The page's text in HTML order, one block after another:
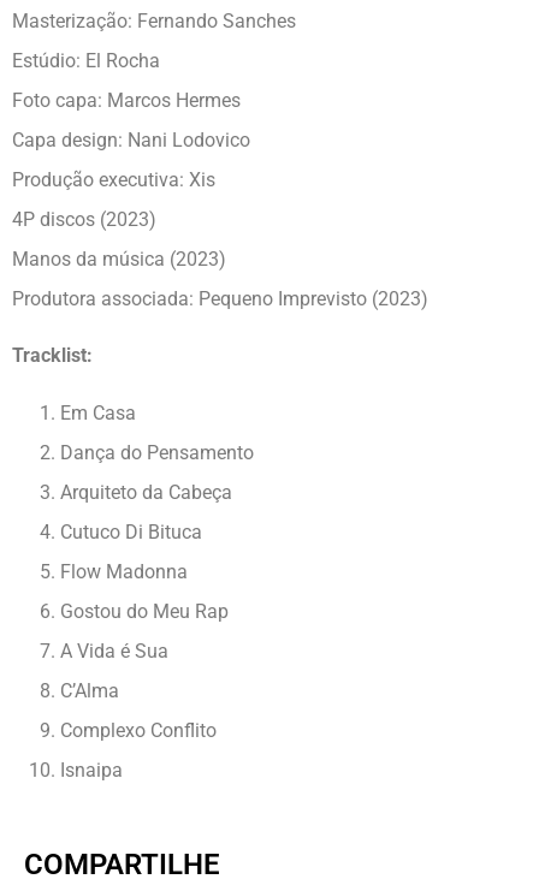
Masterização: Fernando Sanches
Estúdio: El Rocha
Foto capa: Marcos Hermes
Capa design: Nani Lodovico
Produção executiva: Xis
4P discos (2023)
Manos da música (2023)
Produtora associada: Pequeno Imprevisto (2023)
Tracklist:
Em Casa
Dança do Pensamento
Arquiteto da Cabeça
Cutuco Di Bituca
Flow Madonna
Gostou do Meu Rap
A Vida é Sua
C’Alma
Complexo Conflito
Isnaipa
COMPARTILHE